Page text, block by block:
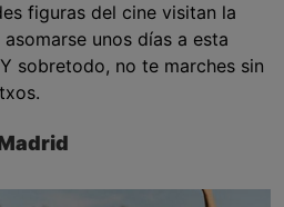
figuras del cine visitan la
unos días a esta
sobretodo, no te marches sin